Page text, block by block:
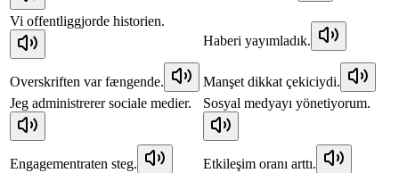
Vi offentliggjorde historien.
Haberi yayımladık.
Overskriften var fængende.
Manşet dikkat çekiciydi.
Jeg administrerer sociale medier.
Sosyal medyayı yönetiyorum.
Engagementraten steg. Etkileşim oranı arttı.